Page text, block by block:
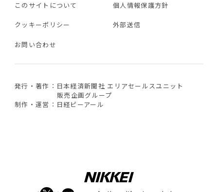
このサイトについて 個人情報保護方針
クッキーポリシー 外部送信
お問い合わせ
発行・著作：日本経済新聞社 エリアセールスユニット
販売企画グループ
制作・運営：日経ピーアール